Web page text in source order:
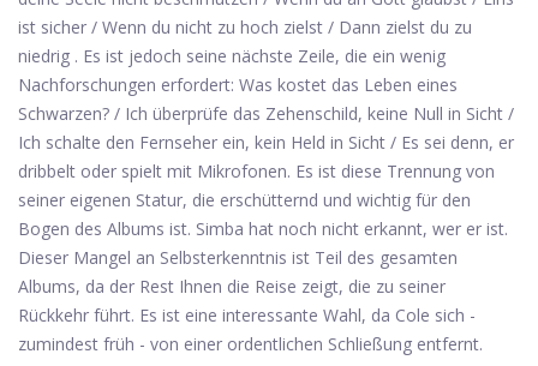
ist sicher / Wenn du nicht zu hoch zielst / Dann zielst du zu
niedrig . Es ist jedoch seine nächste Zeile, die ein wenig
Nachforschungen erfordert: Was kostet das Leben eines
Schwarzen? / Ich überprüfe das Zehenschild, keine Null in Sicht /
Ich schalte den Fernseher ein, kein Held in Sicht / Es sei denn, er
dribbelt oder spielt mit Mikrofonen. Es ist diese Trennung von
seiner eigenen Statur, die erschütternd und wichtig für den
Bogen des Albums ist. Simba hat noch nicht erkannt, wer er ist.
Dieser Mangel an Selbsterkenntnis ist Teil des gesamten
Albums, da der Rest Ihnen die Reise zeigt, die zu seiner
Rückkehr führt. Es ist eine interessante Wahl, da Cole sich -
zumindest früh - von einer ordentlichen Schließung entfernt.